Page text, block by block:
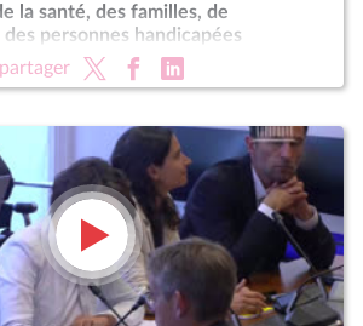
la santé, des familles, de
personnes handicapées
partager